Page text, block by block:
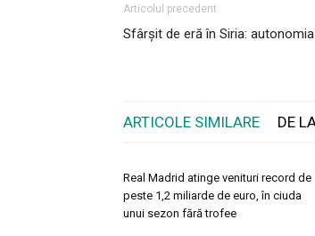
Articolul precedent
Sfârșit de eră în Siria:
ARTICOLE SIMILARE DE
Real Madrid atinge venituri record de
peste 1,2 miliarde de euro, în ciuda
unui sezon fără trofee